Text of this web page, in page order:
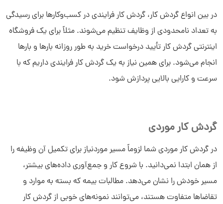
در بین انواع گردش کار، گردش کار فرایندی در کسب‌وکارها برای رسیدگی
به تعداد نامحدودی از وظایف تنظیم می‌شوند. مثلاً برای یک فروشگاه
اینترنتی گردش کار تأیید درخواست خرید به طور روزانه بارها و بارها
انجام می‌شود. برای همین نیاز به یک گردش کار فرایندی داریم که با
سرعت و کارایی بالایی پردازش شود.
گردش کار موردی
در گردش کار موردی شما لزوماً مسیر موردنیاز برای تکمیل آن وظیفه را
از همان ابتدا نمی‌دانید. با شروع کار و جمع‌آوری داده‌های بیشتر،
مسیر خودش را نشان می‌دهد. مطالبات بیمه که بسته به موارد و
تقاضاها متفاوت هستند، می‌توانند نمونه‌های خوبی از گردش کار